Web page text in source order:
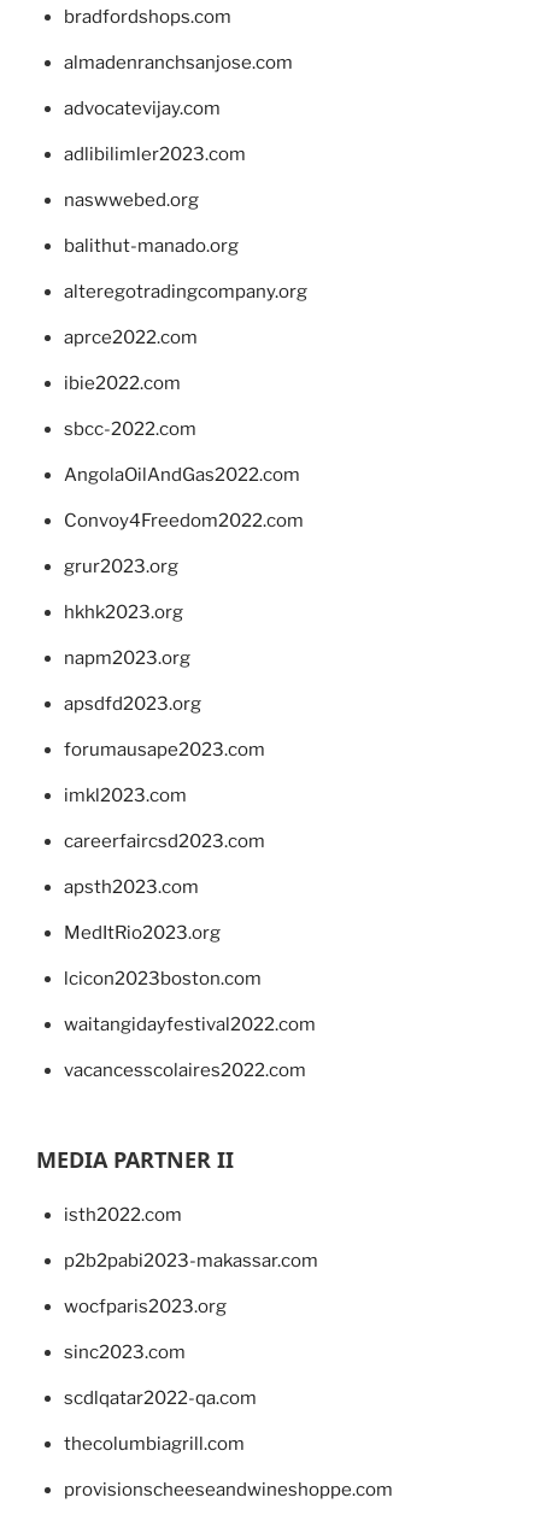
bradfordshops.com
almadenranchsanjose.com
advocatevijay.com
adlibilimler2023.com
naswwebed.org
balithut-manado.org
alteregotradingcompany.org
aprce2022.com
ibie2022.com
sbcc-2022.com
AngolaOilAndGas2022.com
Convoy4Freedom2022.com
grur2023.org
hkhk2023.org
napm2023.org
apsdfd2023.org
forumausape2023.com
imkl2023.com
careerfaircsd2023.com
apsth2023.com
MedItRio2023.org
lcicon2023boston.com
waitangidayfestival2022.com
vacancesscolaires2022.com
MEDIA PARTNER II
isth2022.com
p2b2pabi2023-makassar.com
wocfparis2023.org
sinc2023.com
scdlqatar2022-qa.com
thecolumbiagrill.com
provisionscheeseandwineshoppe.com